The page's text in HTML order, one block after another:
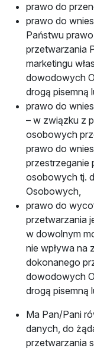
prawo do
prawo do
Państwu
przetwarzania
marketingu
dowodowych
drogą pisemną
prawo do
– w związku z
osobowych
prawo do
przestrzeganie
osobowych tj.
Osobowych,
prawo do
przetwarzania
w dowolnym
nie wpływa na
dokonanego
dowodowych
drogą pisemną
Ma Pan/Pani
danych, do
przetwarzania